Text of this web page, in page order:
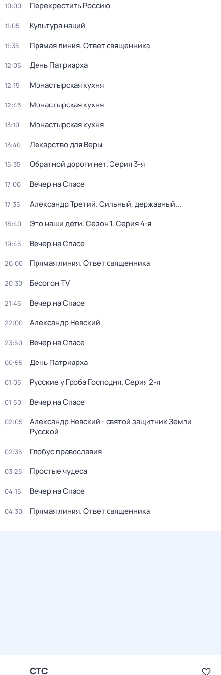
10:00 Перекреcтить Росcию
11:05 Культура наций
11:35 Прямая линия. Ответ священника
12:05 День Патриарха
12:15 Монастырская кухня
12:45 Монастырская кухня
13:10 Монастырская кухня
13:40 Лекарство для Веры
15:35 Обратной дороги нет. Серия 3-я
17:00 Вечер на Спасе
17:35 Александр Третий. Сильный, державный...
18:40 Это наши дети. Сезон 1. Серия 4-я
19:45 Вечер на Спасе
20:00 Прямая линия. Ответ священника
20:30 Бесогон TV
21:45 Вечер на Спасе
22:00 Александр Невский
23:50 Вечер на Спасе
00:55 День Патриарха
01:05 Русcкие у Грoба Господня. Серия 2-я
01:50 Вечер на Спасе
02:05
Александр Невский - святой защитник Земли
Русской
02:35 Глобус православия
03:25 Простые чудеса
04:15 Вечер на Спасе
04:30 Прямая линия. Ответ священника
СТС